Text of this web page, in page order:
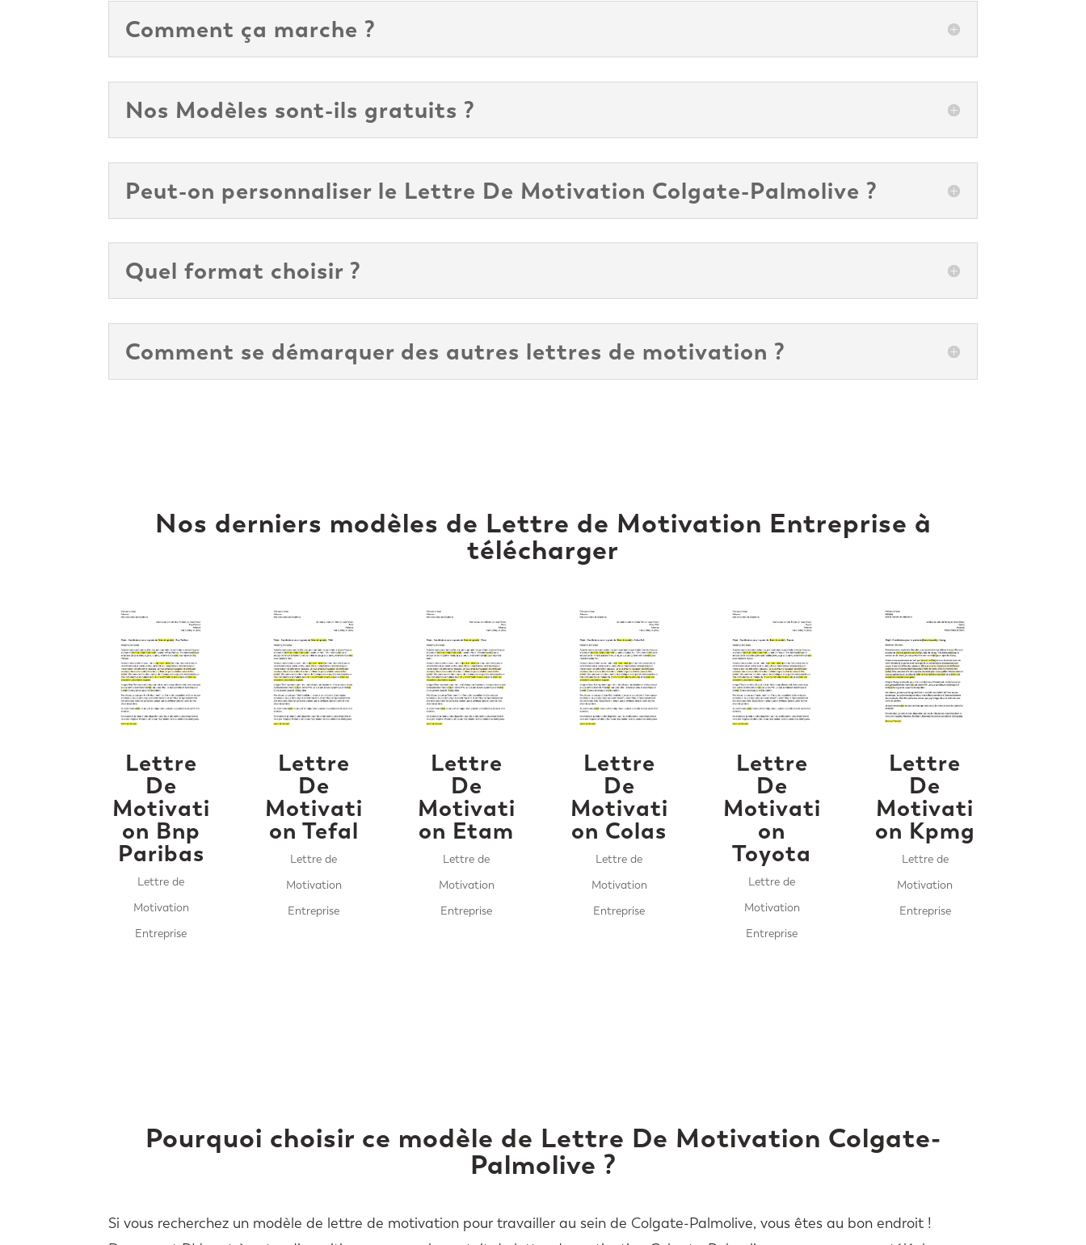
Comment ça marche ?
Nos Modèles sont-ils gratuits ?
Peut-on personnaliser le Lettre De Motivation Colgate-Palmolive ?
Quel format choisir ?
Comment se démarquer des autres lettres de motivation ?
Nos derniers modèles de Lettre de Motivation Entreprise à
télécharger
Lettre
De
Motivati
on Bnp
Paribas
Lettre de
Motivation
Entreprise
Lettre
De
Motivati
on Tefal
Lettre de
Motivation
Entreprise
Lettre
De
Motivati
on Etam
Lettre de
Motivation
Entreprise
Lettre
De
Motivati
on Colas
Lettre de
Motivation
Entreprise
Lettre
De
Motivati
on
Toyota
Lettre de
Motivation
Entreprise
Lettre
De
Motivati
on Kpmg
Lettre de
Motivation
Entreprise
Pourquoi choisir ce modèle de Lettre De Motivation Colgate-
Palmolive ?
Si vous recherchez un modèle de lettre de motivation pour travailler au sein de Colgate-Palmolive, vous êtes au bon endroit !